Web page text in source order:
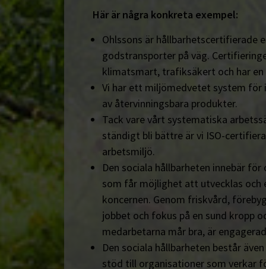
Här är några konkreta exempel:
Ohlssons är hållbarhetscertifierade
godstransporter på väg.
klimatsmart, trafiksäkert och har
Vi har ett miljömedvetet system för
av återvinningsbara produkter.
Tack vare vårt systematiska
ständigt bli bättre är vi ISO-
arbetsmiljö.
Den sociala hållbarheten innebär
som får möjlighet att utvecklas och
koncernen. Genom friskvård,
jobbet och fokus på en sund kropp
medarbetarna mår bra, är
Den sociala hållbarheten består
stöd till organisationer som verkar